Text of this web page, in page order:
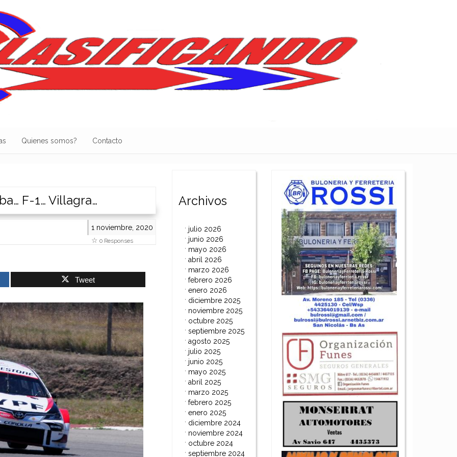
Quienes somos? Contacto
F-1… Villagra…
1 noviembre, 2020
0 Responses
Tweet
Archivos
julio 2026
junio 2026
mayo 2026
abril 2026
marzo 2026
febrero 2026
enero 2026
diciembre 2025
noviembre 2025
octubre 2025
septiembre 2025
agosto 2025
julio 2025
junio 2025
mayo 2025
abril 2025
marzo 2025
febrero 2025
enero 2025
diciembre 2024
noviembre 2024
octubre 2024
septiembre 2024